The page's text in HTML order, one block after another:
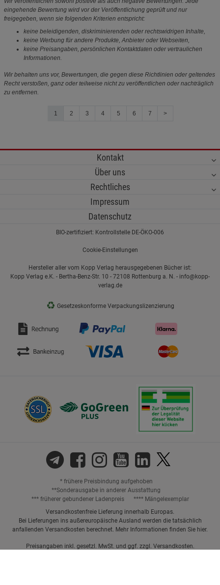
eingehende Bewertung wird vor der Veröffentlichung geprüft und nur
freigegeben, wenn sie folgenden Kriterien entspricht:
keine beleidigenden, diskriminierenden oder rechtswidrigen Inhalte,
keine Werbung für andere Produkte, Anbieter oder Webseiten,
keine Preisangaben, persönlichen Kontaktdaten oder vertraulichen
Informationen.
Wir behalten uns vor, Bewertungen, die gegen diese Richtlinien oder geltendes
Recht verstoßen, ganz oder teilweise nicht zu veröffentlichen oder nachträglich
zu entfernen.
1 2 3 4 5 6 7 >
Kontakt
Über uns
Rechtliches
Impressum
Datenschutz
BIO-zertifiziert: Kontrollstelle DE-ÖKO-006
Cookie-Einstellungen
Hersteller aller vom Kopp Verlag herausgegebenen Bücher ist:
Kopp Verlag e.K. - Bertha-Benz-Str. 10 - 72108 Rottenburg a. N. - info@kopp-
verlag.de
♻ Gesetzeskonforme Verpackungslizenzierung
* frühere Preisbindung aufgehoben
**Sonderausgabe in anderer Ausstattung
*** früherer gebundener Ladenpreis
**** Mängelexemplar
Versandkostenfreie Lieferung innerhalb Europas.
Bei Lieferungen ins außereuropäische Ausland werden die tatsächlich
anfallenden Versandkosten berechnet. Mehr Informationen finden Sie hier.
Preisangaben inkl. gesetzl. MwSt. und ggf. zzgl. Versandkosten.